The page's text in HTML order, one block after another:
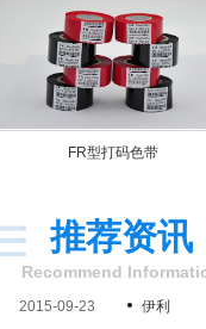
FR型打码色带
推荐资讯
Recommend
2015-09-23
伊利